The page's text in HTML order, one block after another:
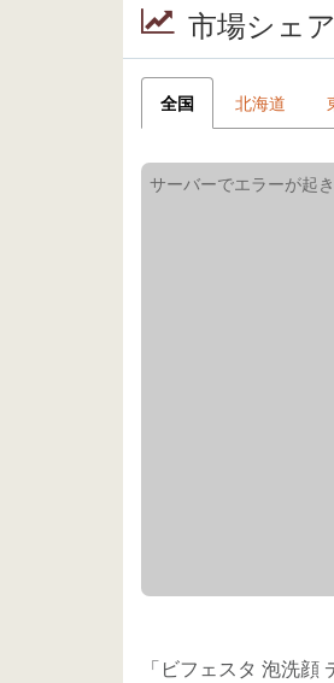
市場シェ
全国 北海道
「ビフェスタ 泡洗顔